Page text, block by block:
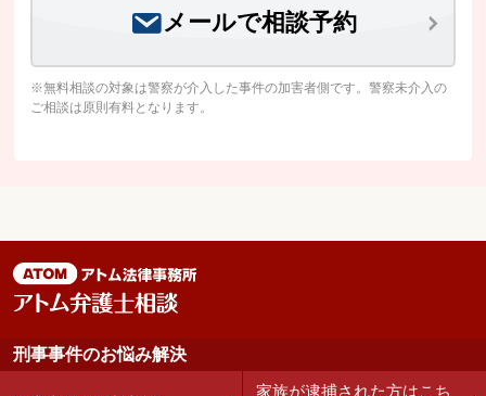
メールで相談予約
※無料相談の対象は警察が介入した事件の加害者側です。警察未介入の
ご相談は原則有料となります。
刑事事件のお悩み解決
家族が逮捕された方はこち